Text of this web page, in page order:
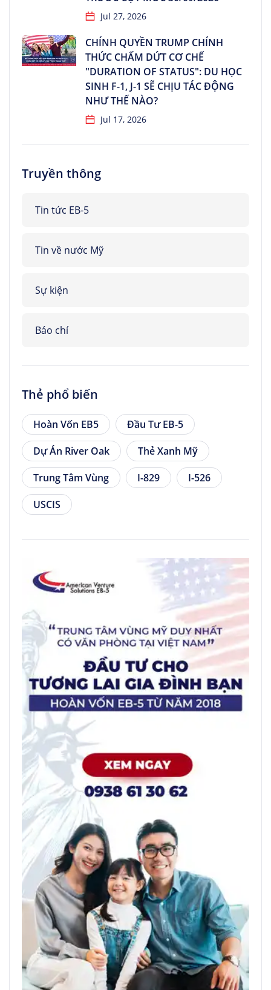
Jul 27, 2026
CHÍNH QUYỀN TRUMP CHÍNH
THỨC CHẤM DỨT CƠ CHẾ
"DURATION OF STATUS": DU HỌC
SINH F-1, J-1 SẼ CHỊU TÁC ĐỘNG
NHƯ THẾ NÀO?
Jul 17, 2026
Truyền thông
Tin tức EB-5
Tin về nước Mỹ
Sự kiện
Báo chí
Thẻ phổ biến
Hoàn Vốn EB5
Đầu Tư EB-5
Dự Án River Oak
Thẻ Xanh Mỹ
Trung Tâm Vùng
I-829
I-526
USCIS